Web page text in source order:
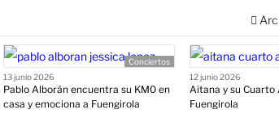
Conciertos
13 junio 2026
Pablo Alborán encuentra su KM0 en
casa y emociona a Fuengirola
12 junio 2026
Aitana y su
Fuengirola